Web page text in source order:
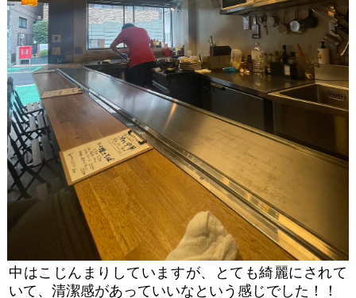
中はこじんまりしていますが、とても綺麗にされて
いて、清潔感があっていいなという感じでした！！